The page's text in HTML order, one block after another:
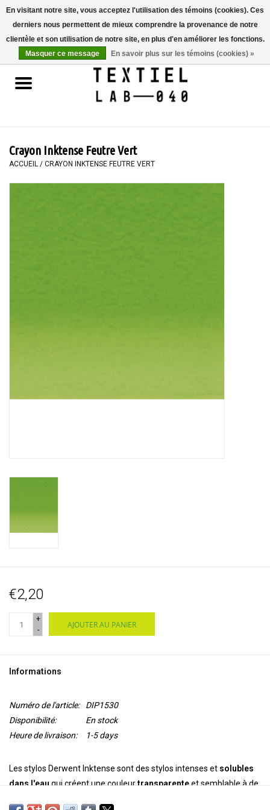
Accueil
LIVRES
PEINTURE
Crayon Inktense Feutre Vert
ACCUEIL / CRAYON INKTENSE FEUTRE VERT
€2,20
+
-
AJOUTER AU PANIER
Informations
Numéro de l'article:
DIP1530
Disponibilité:
En stock
Heure de livraison:
1-5 days
Les stylos Derwent Inktense sont des stylos intenses et solubles
dans l'eau qui créent une couleurtransparenteet semblable à de
En visitant notre site, vous acceptez l'utilisation des témoins (cookies). Ces
derniers nous permettent de mieux comprendre la provenance de notre
clientèle et son utilisation de notre site, en plus d'en améliorer les fonctions.
Masquer ce message
En savoir plus sur les témoins (cookies) »